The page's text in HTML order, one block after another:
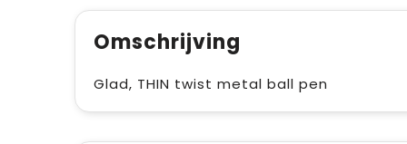
Omschrijving
Glad, THIN twist metal ball pen